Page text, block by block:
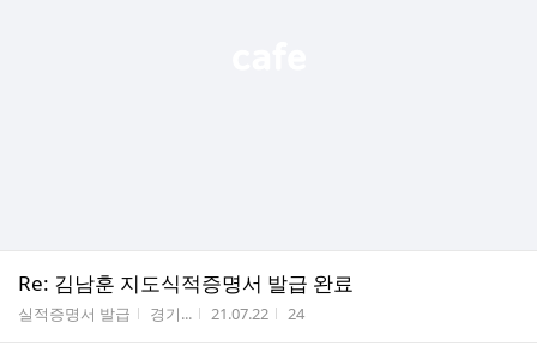
Re: 김남훈 지도식적증명서 발급 완료
게시판명
실적증명서 발급 작성자
경기... 작성시간
21.07.22 조회수
24